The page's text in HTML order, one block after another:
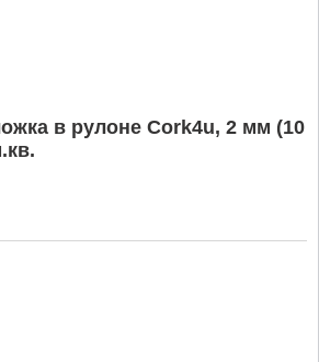
в рулоне Cork4u, 2 мм (10